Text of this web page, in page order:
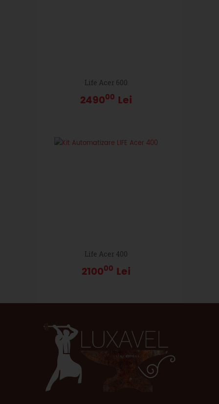
Life Acer 600
249000 Lei
Life Acer 400
210000 Lei